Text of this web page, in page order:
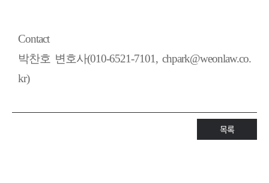
Contact
박찬호 변호사(010-6521-7101, chpark@weonlaw.co.
kr)
목록